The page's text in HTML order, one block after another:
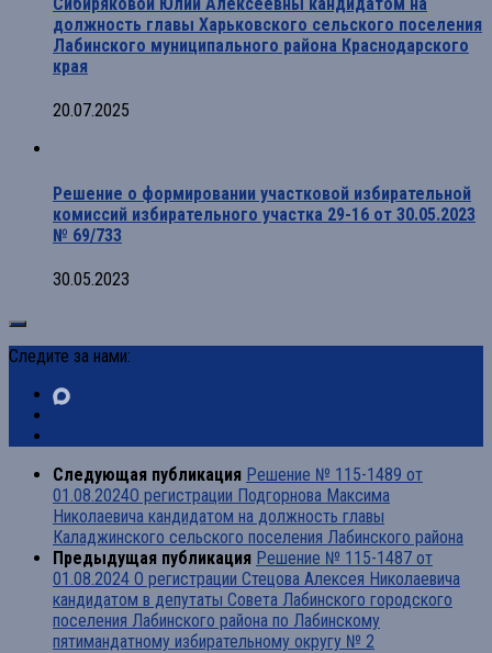
должность главы Харьковского сельского поселения
Лабинского муниципального района Краснодарского
края
20.07.2025
Решение о формировании участковой избирательной
комиссий избирательного участка 29-16 от 30.05.2023
№ 69/733
30.05.2023
Следите за нами:
Следующая публикация Решение № 115-1489 от
01.08.2024О регистрации Подгорнова Максима
Николаевича кандидатом на должность главы
Каладжинского сельского поселения Лабинского района
Предыдущая публикация Решение № 115-1487 от
01.08.2024 О регистрации Стецова Алексея Николаевича
кандидатом в депутаты Совета Лабинского городского
поселения Лабинского района по Лабинскому
пятимандатному избирательному округу № 2